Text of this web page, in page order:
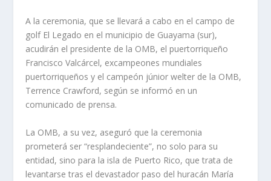
A la ceremonia, que se llevará a cabo en el campo de
golf El Legado en el municipio de Guayama (sur),
acudirán el presidente de la OMB, el puertorriqueño
Francisco Valcárcel, excampeones mundiales
puertorriqueños y el campeón júnior welter de la OMB,
Terrence Crawford, según se informó en un
comunicado de prensa.
La OMB, a su vez, aseguró que la ceremonia
prometerá ser “resplandeciente”, no solo para su
entidad, sino para la isla de Puerto Rico, que trata de
levantarse tras el devastador paso del huracán María